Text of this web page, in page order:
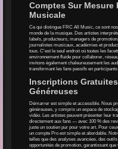
Comptes Sur
Musicale
Ce qui distingue FRC All Music, ce sont
monde de la musique. Des artistes
labels, producteurs, managers de
journalistes musicaux, académies et
tous. C'est le seul endroit où toutes les
environnement fluide pour collaborer,
invitons également chaleureusement les
transformant les fans passifs en
Inscriptions
Généreuses
Démarrer est simple et accessible. Nous
généreuses, y compris un espace de
vidéo. Les artistes peuvent présenter leur
directement aux fans — avec 100 % des
juste un soutien pur pour votre art. Pour
un compte Pro est simple et abordable.
telles que des analyses avancées, des
opportunités de promotion, garantissant